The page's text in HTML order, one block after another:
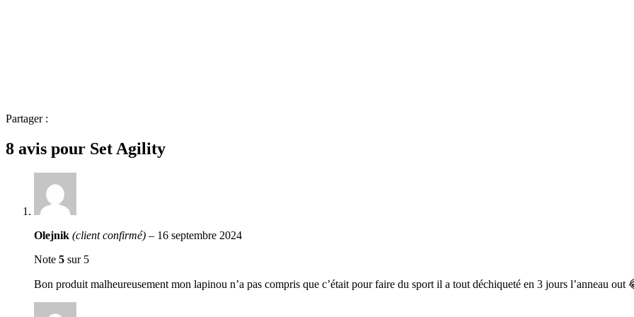
Partager :
8 avis pour Set Agility
Olejnik (client confirmé) – 16 septembre 2024
Note 5 sur 5
Bon produit malheureusement mon lapinou n’a pas compris que c’était pour faire du sport il a tout déchiqueté en 3 jours l’anneau out